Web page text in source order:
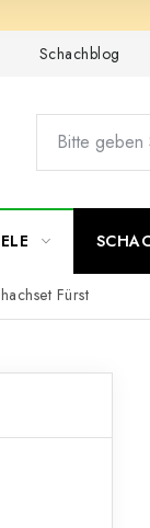
Schachblog
Fürst